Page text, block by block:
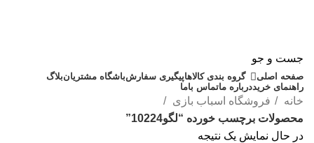
جست و جو
صفحه اصلی گروه بندی کالاهاپیگیری سفارشباشگاه مشتریانبلاگ
راهنمای خریددرباره ماتماس باما
خانه
فروشگاه اسباب بازی
محصولات برچسب خورده “لگو10224”
در حال نمایش یک نتیجه